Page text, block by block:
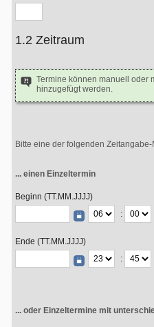
1.2 Zeitraum
Termine können manuell oder
hinzugefügt werden.
Bitte eine der folgenden
... einen Einzeltermin
Beginn (TT.MM.JJJJ)
:
Ende (TT.MM.JJJJ)
:
... oder Einzeltermine mit